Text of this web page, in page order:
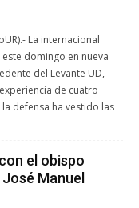
La internacional
domingo en nueva
del Levante UD,
de cuatro
defensa ha vestido las
el obispo
Manuel